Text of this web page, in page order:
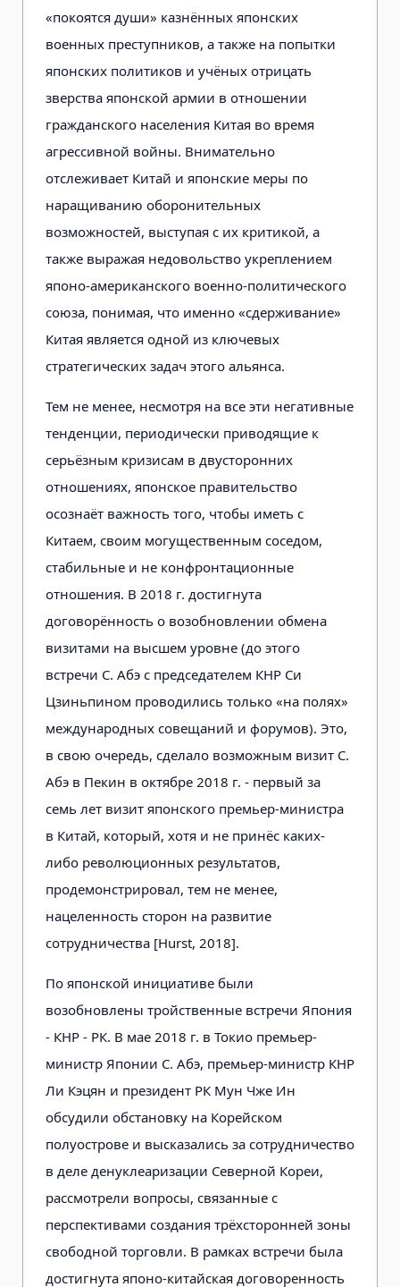
«покоятся души» казнённых японских
военных преступников, а также на попытки
японских политиков и учёных отрицать
зверства японской армии в отношении
гражданского населения Китая во время
агрессивной войны. Внимательно
отслеживает Китай и японские меры по
наращиванию оборонительных
возможностей, выступая с их критикой, а
также выражая недовольство укреплением
японо-американского военно-политического
союза, понимая, что именно «сдерживание»
Китая является одной из ключевых
стратегических задач этого альянса.
Тем не менее, несмотря на все эти негативные
тенденции, периодически приводящие к
серьёзным кризисам в двусторонних
отношениях, японское правительство
осознаёт важность того, чтобы иметь с
Китаем, своим могущественным соседом,
стабильные и не конфронтационные
отношения. В 2018 г. достигнута
договорённость о возобновлении обмена
визитами на высшем уровне (до этого
встречи С. Абэ с председателем КНР Си
Цзиньпином проводились только «на полях»
международных совещаний и форумов). Это,
в свою очередь, сделало возможным визит С.
Абэ в Пекин в октябре 2018 г. - первый за
семь лет визит японского премьер-министра
в Китай, который, хотя и не принёс каких-
либо революционных результатов,
продемонстрировал, тем не менее,
нацеленность сторон на развитие
сотрудничества [Hurst, 2018].
По японской инициативе были
возобновлены тройственные встречи Япония
- КНР - РК. В мае 2018 г. в Токио премьер-
министр Японии С. Абэ, премьер-министр КНР
Ли Кэцян и президент РК Мун Чже Ин
обсудили обстановку на Корейском
полуострове и высказались за сотрудничество
в деле денуклеаризации Северной Кореи,
рассмотрели вопросы, связанные с
перспективами создания трёхсторонней зоны
свободной торговли. В рамках встречи была
достигнута японо-китайская договоренность